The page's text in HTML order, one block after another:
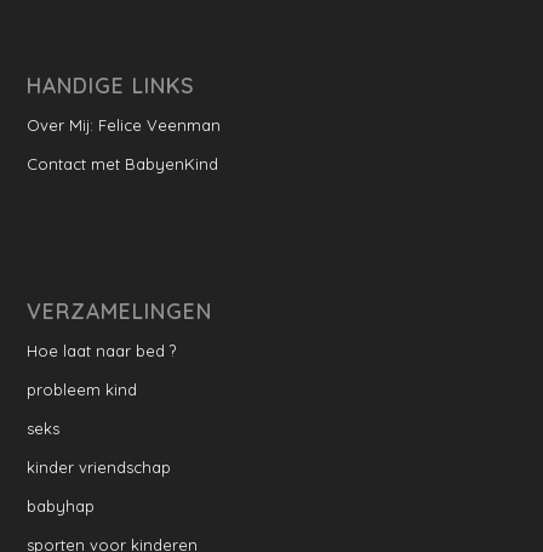
HANDIGE LINKS
Over Mij: Felice Veenman
Contact met BabyenKind
VERZAMELINGEN
Hoe laat naar bed ?
probleem kind
seks
kinder vriendschap
babyhap
sporten voor kinderen